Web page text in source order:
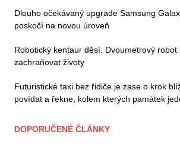
Dlouho očekávaný upgrade Samsung
poskočí na novou úroveň
Robotický kentaur děsí. Dvoumetrový robot
zachraňovat životy
Futuristické taxi bez řidiče je zase o krok
povídat a řekne, kolem kterých památek
DOPORUČENÉ ČLÁNKY